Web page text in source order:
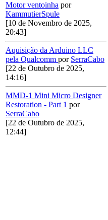
Motor ventoinha por
KammutierSpule
[10 de Novembro de 2025,
20:43]
Aquisição da Arduino LLC
pela Qualcomm por SerraCabo
[22 de Outubro de 2025,
14:16]
MMD-1 Mini Micro Designer
Restoration - Part 1 por
SerraCabo
[22 de Outubro de 2025,
12:44]